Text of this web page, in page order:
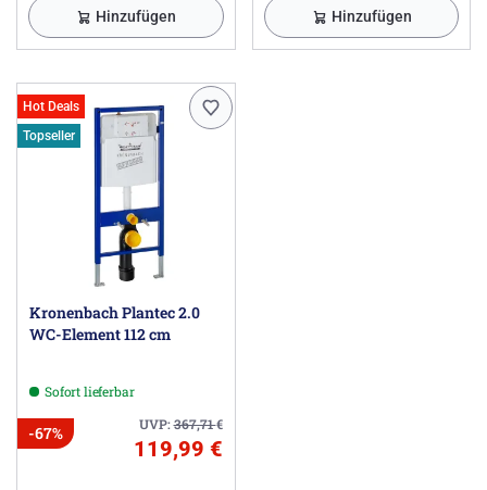
Hinzufügen Hinzufügen
Hot Deals
Topseller
Kronenbach Plantec 2.0
WC-Element 112 cm
Sofort lieferbar
UVP:367,71€
-67%
119,99 €